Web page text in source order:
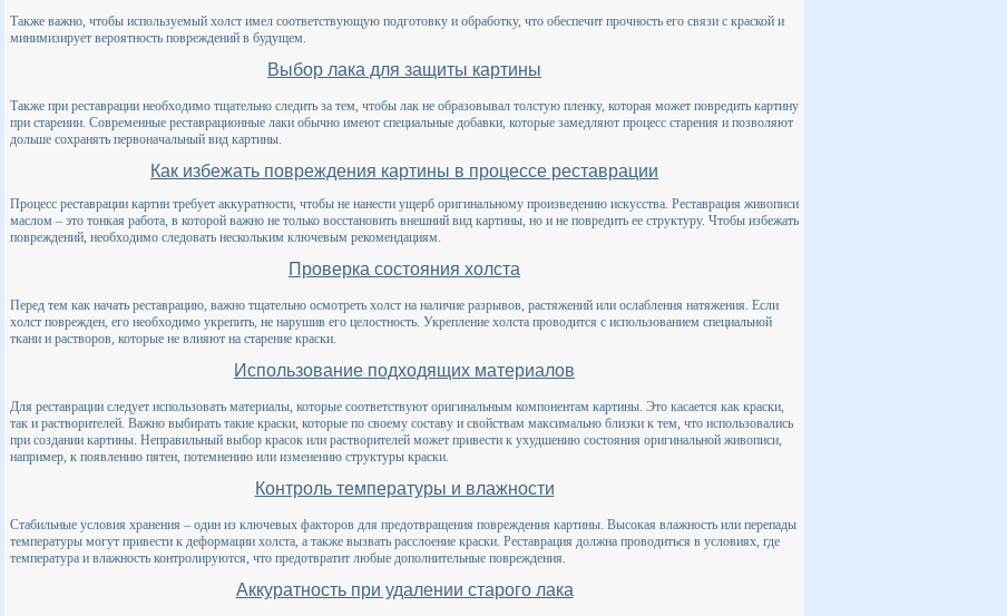
Также важно, чтобы используемый холст имел соответствующую подготовку и обработку, что обеспечит прочность его связи с краской и
минимизирует вероятность повреждений в будущем.
Выбор лака для защиты картины
Также при реставрации необходимо тщательно следить за тем, чтобы лак не образовывал толстую пленку, которая может повредить картину
при старении. Современные реставрационные лаки обычно имеют специальные добавки, которые замедляют процесс старения и позволяют
дольше сохранять первоначальный вид картины.
Как избежать повреждения картины в процессе реставрации
Процесс реставрации картин требует аккуратности, чтобы не нанести ущерб оригинальному произведению искусства. Реставрация живописи
маслом – это тонкая работа, в которой важно не только восстановить внешний вид картины, но и не повредить ее структуру. Чтобы избежать
повреждений, необходимо следовать нескольким ключевым рекомендациям.
Проверка состояния холста
Перед тем как начать реставрацию, важно тщательно осмотреть холст на наличие разрывов, растяжений или ослабления натяжения. Если
холст поврежден, его необходимо укрепить, не нарушив его целостность. Укрепление холста проводится с использованием специальной
ткани и растворов, которые не влияют на старение краски.
Использование подходящих материалов
Для реставрации следует использовать материалы, которые соответствуют оригинальным компонентам картины. Это касается как краски,
так и растворителей. Важно выбирать такие краски, которые по своему составу и свойствам максимально близки к тем, что использовались
при создании картины. Неправильный выбор красок или растворителей может привести к ухудшению состояния оригинальной живописи,
например, к появлению пятен, потемнению или изменению структуры краски.
Контроль температуры и влажности
Стабильные условия хранения – один из ключевых факторов для предотвращения повреждения картины. Высокая влажность или перепады
температуры могут привести к деформации холста, а также вызвать расслоение краски. Реставрация должна проводиться в условиях, где
температура и влажность контролируются, что предотвратит любые дополнительные повреждения.
Аккуратность при удалении старого лака